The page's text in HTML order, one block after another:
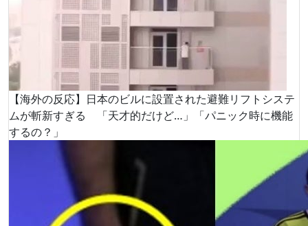
【海外の反応】日本のビルに設置された避難リフトシステ
ムが斬新すぎる 「天才的だけど…」「パニック時に機能
するの？」